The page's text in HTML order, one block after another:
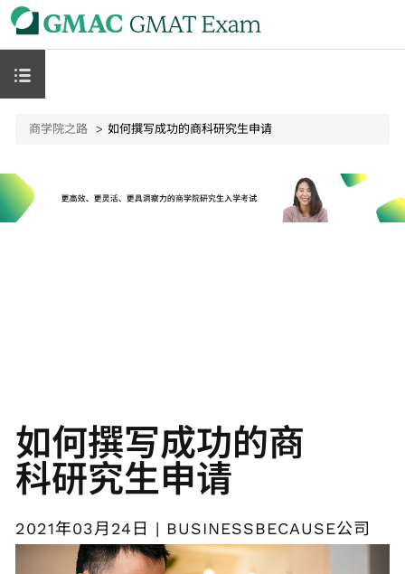
商学院之路 如何撰写成功的商科研究生申请
如何撰写成功的商
科研究生申请
2021年03月24日 | BUSINESSBECAUSE公司